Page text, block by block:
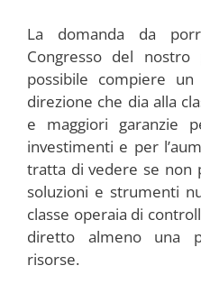
La domanda da
Congresso del
possibile compiere
direzione che dia alla
e maggiori garanzie
investimenti e per
tratta di vedere se non
soluzioni e strumenti
classe operaia di
diretto almeno una
risorse.